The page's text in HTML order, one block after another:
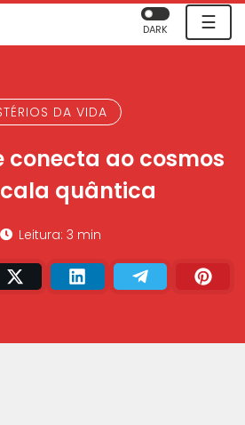
☰
DARK
DA VIDA
conecta ao cosmos
quântica
Leitura: 3 min